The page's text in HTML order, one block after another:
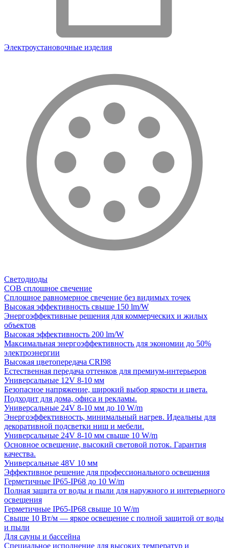
Электроустановочные изделия
Светодиоды
COB сплошное свечение
Сплошное равномерное свечение без видимых точек
Высокая эффективность свыше 150 lm/W
Энергоэффективные решения для коммерческих и жилых
объектов
Высокая эффективность 200 lm/W
Максимальная энергоэффективность для экономии до 50%
электроэнергии
Высокая цветопередача CRI98
Естественная передача оттенков для премиум-интерьеров
Универсальные 12V 8-10 мм
Безопасное напряжение, широкий выбор яркости и цвета.
Подходит для дома, офиса и рекламы.
Универсальные 24V 8-10 мм до 10 W/m
Энергоэффективность, минимальный нагрев. Идеальны для
декоративной подсветки ниш и мебели.
Универсальные 24V 8-10 мм свыше 10 W/m
Основное освещение, высокий световой поток. Гарантия
качества.
Универсальные 48V 10 мм
Эффективное решение для профессионального освещения
Герметичные IP65-IP68 до 10 W/m
Полная защита от воды и пыли для наружного и интерьерного
освещения
Герметичные IP65-IP68 свыше 10 W/m
Свыше 10 Вт/м — яркое освещение с полной защитой от воды
и пыли
Для сауны и бассейна
Специальное исполнение для высоких температур и